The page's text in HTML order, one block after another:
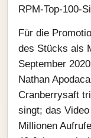
RPM-Top-100-
Für die
des Stücks als
September
Nathan
Cranberrysaft
singt; das
Millionen